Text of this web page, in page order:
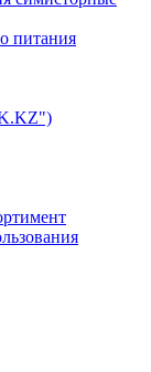
питания